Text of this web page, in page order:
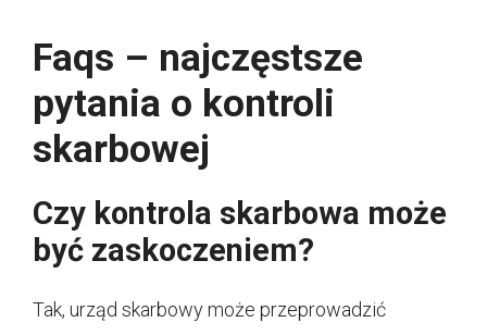
Faqs – najczęstsze
pytania o kontroli
skarbowej
Czy kontrola skarbowa może
być zaskoczeniem?
Tak, urząd skarbowy może przeprowadzić